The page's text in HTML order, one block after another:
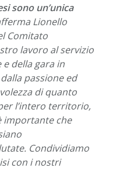
sono un’unica
Lionello
Comitato
lavoro al servizio
della gara in
passione ed
di quanto
l’intero territorio,
importante che
Condividiamo
con i nostri